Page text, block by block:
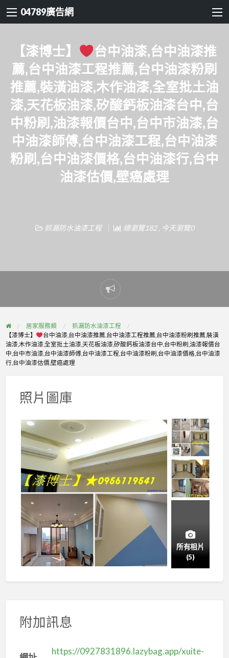
04789廣告網
【漆博士】
台中油漆,台中油漆推
薦,台中油漆工程推薦,台中油漆粉刷
推薦,裝潢油漆,木作油漆,全室批土油
漆,天花板油漆,矽酸鈣板油漆台中,台
中粉刷,油漆報價台中,台中市油漆,台
中油漆師傅,台中油漆工程,台中油漆
粉刷,台中油漆價格,台中油漆行,台中
油漆估價,壁癌處理
抓漏防水油漆工程 總瀏覽182 , 今天瀏覽0
Report
problem
居家服務類
抓漏防水油漆工程
【漆博士】
台中油漆,台中油漆推薦,台中油漆工程推薦,台中油漆粉刷推薦,裝潢
油漆,木作油漆,全室批土油漆,天花板油漆,矽酸鈣板油漆台中,台中粉刷,油漆報價台
中,台中市油漆,台中油漆師傅,台中油漆工程,台中油漆粉刷,台中油漆價格,台中油漆
行,台中油漆估價,壁癌處理
照片圖庫
所有相片
(5)
附加訊息
https://0927831896.lazybag.app/xuite-